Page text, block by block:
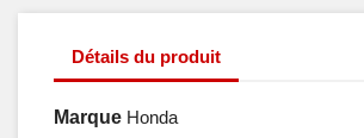
Détails du produit
Marque Honda